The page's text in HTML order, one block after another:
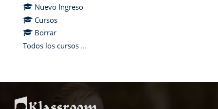
Nuevo Ingreso
Cursos
Borrar
Todos los cursos ...